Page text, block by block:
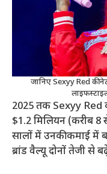
जानिए Sexyy Red की
2025 तक Sexyy Red
$1.2 मिलियन (करीब 8
सालों में उनकी कमाई में
ब्रांड वैल्यू दोनों तेजी से